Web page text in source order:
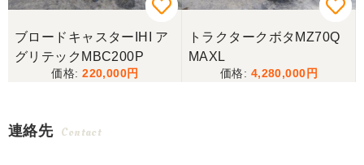
ブロードキャスターIHI ア
グリテックMBC200P
220,000
トラクタークボタMZ70Q
MAXL
4,280,000
連絡先 Contact